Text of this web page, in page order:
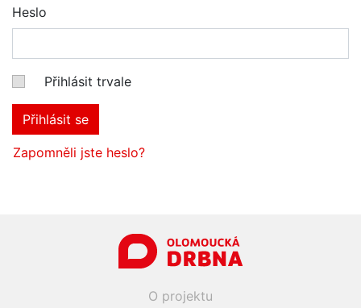
Heslo
Přihlásit trvale
Přihlásit se
Zapomněli jste heslo?
O projektu